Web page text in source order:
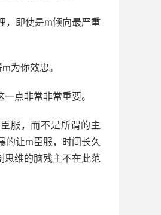
，即使是m倾向最严重
为你效忠。
点非常非常重要。
服，而不是所谓的主
的让m臣服，时间长久
思维的脑残主不在此范